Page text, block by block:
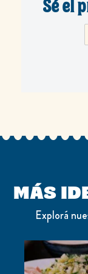
Sé el
MÁS
Explorá